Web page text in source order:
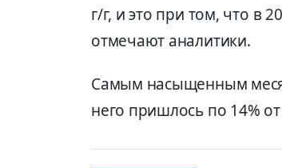
г/г, и это при том, что в
отмечают аналитики.
Самым насыщенным
него пришлось по 14%